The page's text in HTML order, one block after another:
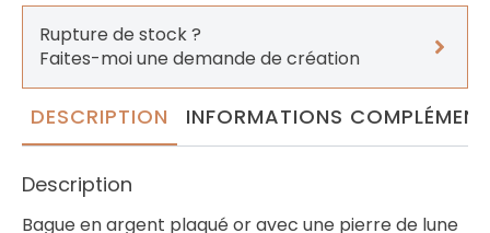
Rupture de stock ?
Faites-moi une demande de création
DESCRIPTION INFORMATIONS
Description
Bague en argent plaqué or avec une pierre de lune